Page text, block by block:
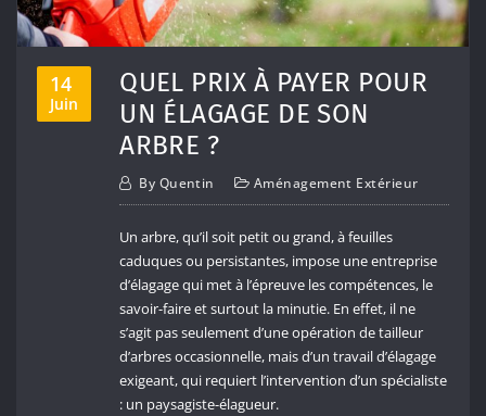
14
Juin
QUEL PRIX À PAYER POUR
UN ÉLAGAGE DE SON
ARBRE ?
By Quentin Aménagement Extérieur
Un arbre, qu’il soit petit ou grand, à feuilles
caduques ou persistantes, impose une entreprise
d’élagage qui met à l’épreuve les compétences, le
savoir-faire et surtout la minutie. En effet, il ne
s’agit pas seulement d’une opération de tailleur
d’arbres occasionnelle, mais d’un travail d’élagage
exigeant, qui requiert l’intervention d’un spécialiste
: un paysagiste-élagueur.